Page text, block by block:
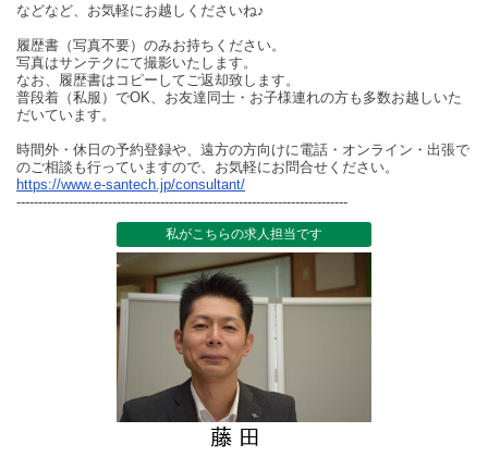
などなど、お気軽にお越しくださいね♪
履歴書（写真不要）のみお持ちください。
写真はサンテクにて撮影いたします。
なお、履歴書はコピーしてご返却致します。
普段着（私服）でOK、お友達同士・お子様連れの方も多数お越しいた
だいています。
時間外・休日の予約登録や、遠方の方向けに電話・オンライン・出張で
のご相談も行っていますので、お気軽にお問合せください。
https://www.e-santech.jp/consultant/
----------------------------------------------------------------------------
私がこちらの求人担当です